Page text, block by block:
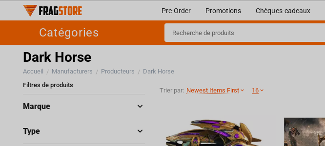
Pre-Order Promotions Chèques-cadeaux
Catégories
Dark Horse
Accueil / Manufacturers / Producteurs / Dark Horse
Trier par: Newest Items First 16
Filtres de produits
Marque
Type